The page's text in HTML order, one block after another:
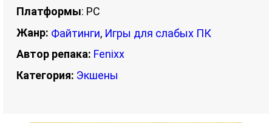
Платформы: PC
Жанр: Файтинги, Игры для слабых ПК
Автор репака: Fenixx
Категория: Экшены